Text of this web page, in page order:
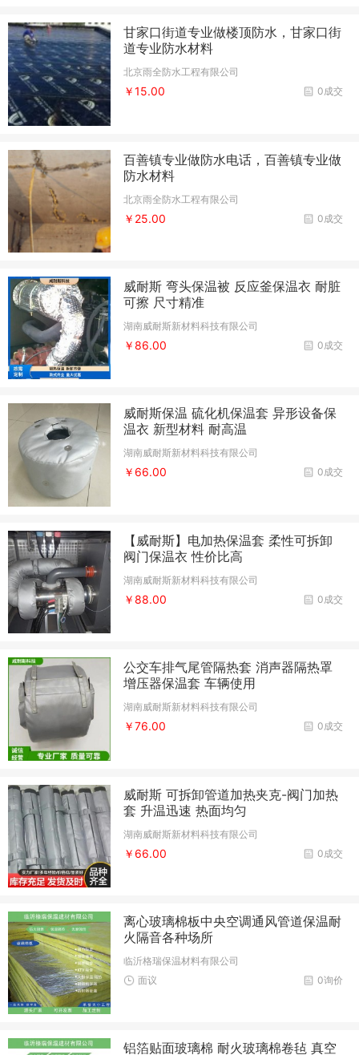
甘家口街道专业做楼顶防水，甘家口街
道专业防水材料
北京雨全防水工程有限公司
0成交
￥15.00
百善镇专业做防水电话，百善镇专业做
防水材料
北京雨全防水工程有限公司
0成交
￥25.00
威耐斯 弯头保温被 反应釜保温衣 耐脏
可擦 尺寸精准
湖南威耐斯新材料科技有限公司
0成交
￥86.00
威耐斯保温 硫化机保温套 异形设备保
温衣 新型材料 耐高温
湖南威耐斯新材料科技有限公司
0成交
￥66.00
【威耐斯】电加热保温套 柔性可拆卸
阀门保温衣 性价比高
湖南威耐斯新材料科技有限公司
0成交
￥88.00
公交车排气尾管隔热套 消声器隔热罩
增压器保温套 车辆使用
湖南威耐斯新材料科技有限公司
0成交
￥76.00
威耐斯 可拆卸管道加热夹克-阀门加热
套 升温迅速 热面均匀
湖南威耐斯新材料科技有限公司
0成交
￥66.00
离心玻璃棉板中央空调通风管道保温耐
火隔音各种场所
临沂格瑞保温材料有限公司
0询价
面议
铝箔贴面玻璃棉 耐火玻璃棉卷毡 真空